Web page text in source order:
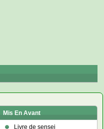
Mis En Avant
Livre de sensei